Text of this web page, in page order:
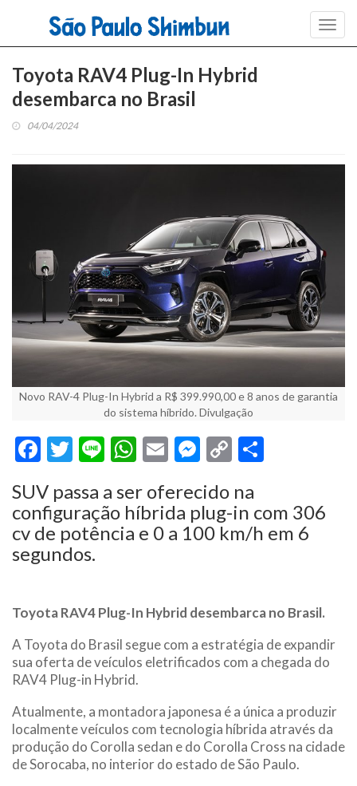
Toyota RAV4 Plug-In Hybrid
desembarca no Brasil
04/04/2024
Novo RAV-4 Plug-In Hybrid a R$ 399.990,00 e 8 anos de garantia
do sistema híbrido. Divulgação
Facebook
Twitter
LineWhatsApp
EmailMessenger
Copy
SUV passa a ser oferecido na
configuração híbrida plug-in com 306
cv de potência e 0 a 100 km/h em 6
segundos.
Toyota RAV4 Plug-In Hybrid desembarca no Brasil.
A Toyota do Brasil segue com a estratégia de expandir
sua oferta de veículos eletrificados com a chegada do
RAV4 Plug-in Hybrid.
Atualmente, a montadora japonesa é a única a produzir
localmente veículos com tecnologia híbrida através da
produção do Corolla sedan e do Corolla Cross na cidade
de Sorocaba, no interior do estado de São Paulo.